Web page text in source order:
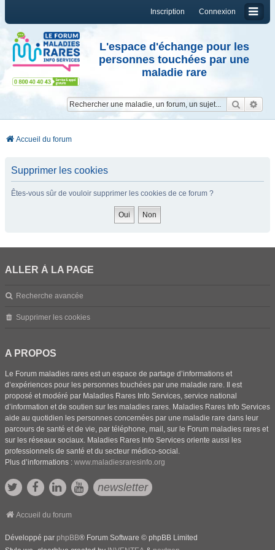
Connexion
Inscription
L'espace d'échange pour les
personnes touchées par une
maladie rare
Accueil du forum
Supprimer les cookies
Êtes-vous sûr de vouloir supprimer les cookies de ce forum ?
ALLER À LA PAGE
Recherche avancée
Supprimer les cookies
A PROPOS
Le Forum maladies rares est un espace de partage d’informations et
d’expériences pour les personnes touchées par une maladie rare. Il est
proposé et modéré par Maladies Rares Info Services, service national
d’information et de soutien sur les maladies rares. Maladies Rares Info Services
aide au quotidien les personnes concernées par une maladie rare dans leur
parcours de santé et de vie, par téléphone, mail, sur le Forum maladies rares et
sur les réseaux sociaux. Maladies Rares Info Services oriente aussi les
professionnels de santé et du secteur médico-social.
Plus d’informations : www.maladiesraresinfo.org
newsletter
Accueil du forum
Développé par phpBB® Forum Software © phpBB Limited